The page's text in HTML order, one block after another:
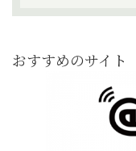
おすすめのサイト